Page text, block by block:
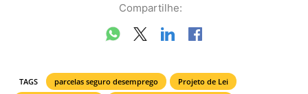
Compartilhe:
TAGS parcelas seguro desemprego
Projeto de Lei